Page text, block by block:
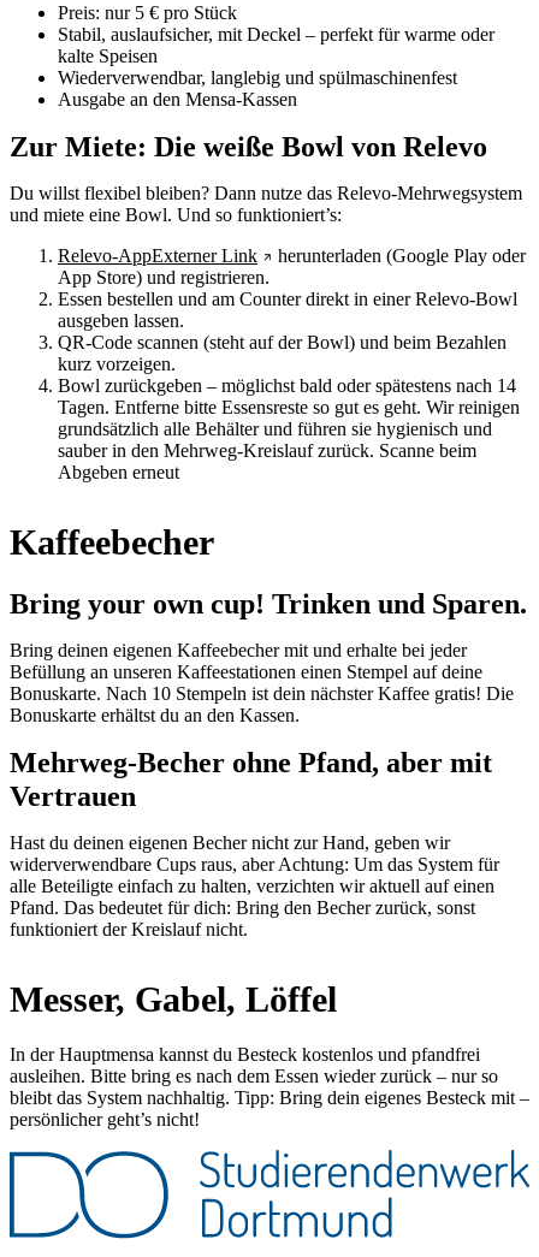
Preis: nur 5 € pro Stück
Stabil, auslaufsicher, mit Deckel – perfekt für warme oder
kalte Speisen
Wiederverwendbar, langlebig und spülmaschinenfest
Ausgabe an den Mensa-Kassen
Zur Miete: Die weiße Bowl von Relevo
Du willst flexibel bleiben? Dann nutze das Relevo-Mehrwegsystem
und miete eine Bowl. Und so funktioniert’s:
Relevo-AppExterner Link
herunterladen (Google Play oder
App Store) und registrieren.
Essen bestellen und am Counter direkt in einer Relevo-Bowl
ausgeben lassen.
QR-Code scannen (steht auf der Bowl) und beim Bezahlen
kurz vorzeigen.
Bowl zurückgeben – möglichst bald oder spätestens nach 14
Tagen. Entferne bitte Essensreste so gut es geht. Wir reinigen
grundsätzlich alle Behälter und führen sie hygienisch und
sauber in den Mehrweg-Kreislauf zurück. Scanne beim
Abgeben erneut
Kaffeebecher
Bring your own cup! Trinken und Sparen.
Bring deinen eigenen Kaffeebecher mit und erhalte bei jeder
Befüllung an unseren Kaffeestationen einen Stempel auf deine
Bonuskarte. Nach 10 Stempeln ist dein nächster Kaffee gratis! Die
Bonuskarte erhältst du an den Kassen.
Mehrweg-Becher ohne Pfand, aber mit
Vertrauen
Hast du deinen eigenen Becher nicht zur Hand, geben wir
widerverwendbare Cups raus, aber Achtung: Um das System für
alle Beteiligte einfach zu halten, verzichten wir aktuell auf einen
Pfand. Das bedeutet für dich: Bring den Becher zurück, sonst
funktioniert der Kreislauf nicht.
Messer, Gabel, Löffel
In der Hauptmensa kannst du Besteck kostenlos und pfandfrei
ausleihen. Bitte bring es nach dem Essen wieder zurück – nur so
bleibt das System nachhaltig. Tipp: Bring dein eigenes Besteck mit –
persönlicher geht’s nicht!